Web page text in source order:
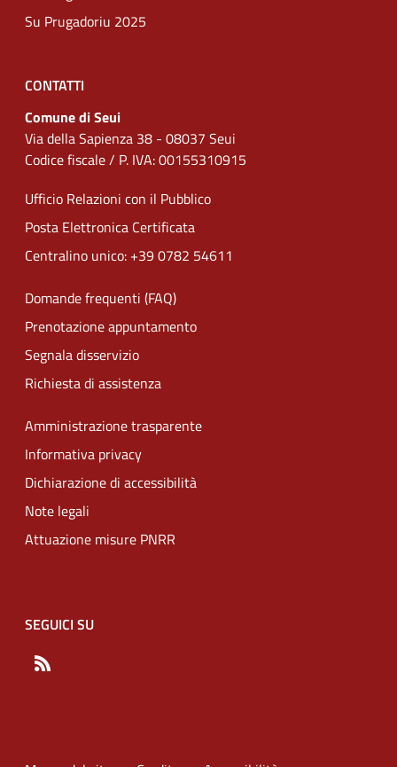
Su Prugadoriu 2025
CONTATTI
Comune di Seui
Via della Sapienza 38 - 08037 Seui
Codice fiscale / P. IVA: 00155310915
Ufficio Relazioni con il Pubblico
Posta Elettronica Certificata
Centralino unico: +39 0782 54611
Domande frequenti (FAQ)
Prenotazione appuntamento
Segnala disservizio
Richiesta di assistenza
Amministrazione trasparente
Informativa privacy
Dichiarazione di accessibilità
Note legali
Attuazione misure PNRR
SEGUICI SU